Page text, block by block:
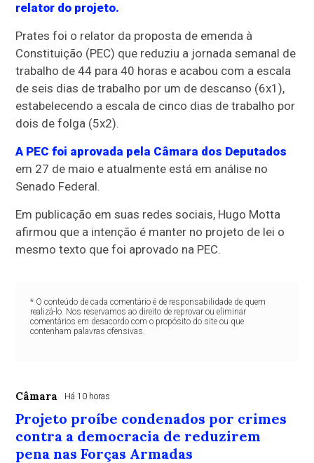
relator do projeto.
Prates foi o relator da proposta de emenda à
Constituição (PEC) que reduziu a jornada semanal de
trabalho de 44 para 40 horas e acabou com a escala
de seis dias de trabalho por um de descanso (6x1),
estabelecendo a escala de cinco dias de trabalho por
dois de folga (5x2).
A PEC foi aprovada pela Câmara dos Deputados
em 27 de maio e atualmente está em análise no
Senado Federal.
Em publicação em suas redes sociais, Hugo Motta
afirmou que a intenção é manter no projeto de lei o
mesmo texto que foi aprovado na PEC.
* O conteúdo de cada comentário é de responsabilidade de quem
realizá-lo. Nos reservamos ao direito de reprovar ou eliminar
comentários em desacordo com o propósito do site ou que
contenham palavras ofensivas.
Câmara Há 10 horas
Projeto proíbe condenados por crimes
contra a democracia de reduzirem
pena nas Forças Armadas